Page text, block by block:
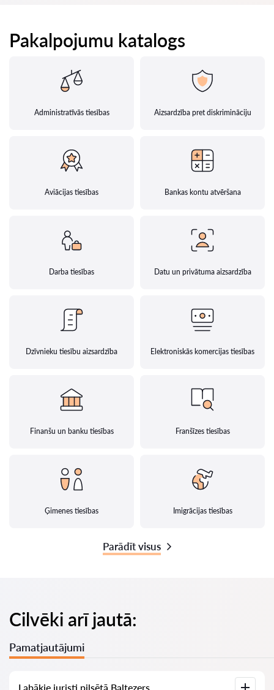
Pakalpojumu katalogs
Administratīvās tiesības Aizsardzība pret diskrimināciju
Aviācijas tiesības Bankas kontu atvēršana
Darba tiesības Datu un privātuma aizsardzība
Dzīvnieku tiesību aizsardzība Elektroniskās komercijas tiesības
Finanšu un banku tiesības Franšīzes tiesības
Ģimenes tiesības Imigrācijas tiesības
Parādīt visus
Cilvēki arī jautā:
Pamatjautājumi
Labākie juristi pilsētā Baltezers